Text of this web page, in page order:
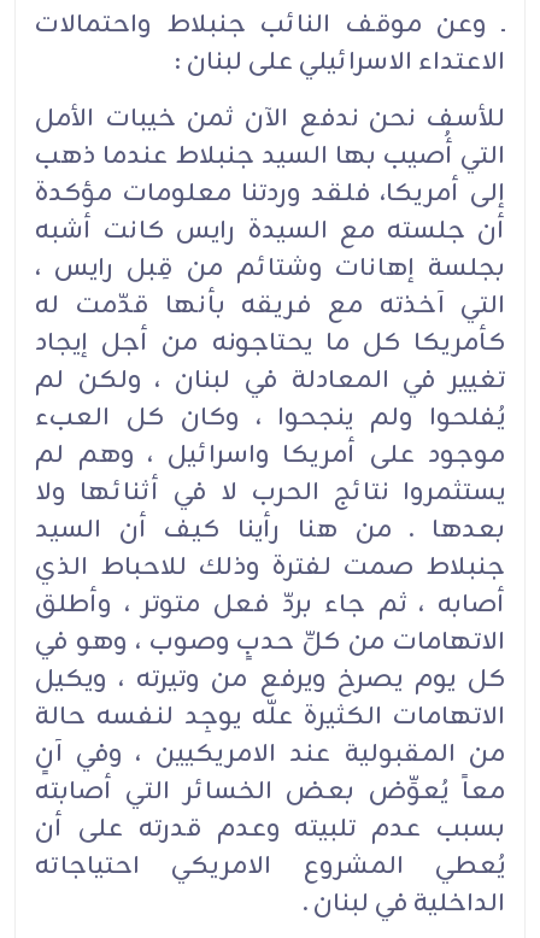
ـ وعن موقف النائب جنبلاط واحتمالات
الاعتداء الاسرائيلي على لبنان :
للأسف نحن ندفع الآن ثمن خيبات الأمل
التي أُصيب بها السيد جنبلاط عندما ذهب
إلى أمريكا، فلقد وردتنا معلومات مؤكدة
أن جلسته مع السيدة رايس كانت أشبه
بجلسة إهانات وشتائم من قِبل رايس ،
التي آخذته مع فريقه بأنها قدّمت له
كأمريكا كل ما يحتاجونه من أجل إيجاد
تغيير في المعادلة في لبنان ، ولكن لم
يُفلحوا ولم ينجحوا ، وكان كل العبء
موجود على أمريكا واسرائيل ، وهم لم
يستثمروا نتائج الحرب لا في أثنائها ولا
بعدها . من هنا رأينا كيف أن السيد
جنبلاط صمت لفترة وذلك للاحباط الذي
أصابه ، ثم جاء بردّ فعل متوتر ، وأطلق
الاتهامات من كلِّ حدبٍ وصوب ، وهو في
كل يوم يصرخ ويرفع من وتيرته ، ويكيل
الاتهامات الكثيرة علّه يوجِد لنفسه حالة
من المقبولية عند الامريكيين ، وفي آنٍ
معاً يُعوِّض بعض الخسائر التي أصابته
بسبب عدم تلبيته وعدم قدرته على أن
يُعطي المشروع الامريكي احتياجاته
الداخلية في لبنان .